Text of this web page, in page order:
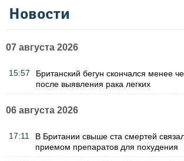
Новости
07 августа 2026
15:57
Британский бегун скончался менее
после выявления рака легких
06 августа 2026
17:11
В Британии свыше ста смертей
приемом препаратов для похудения